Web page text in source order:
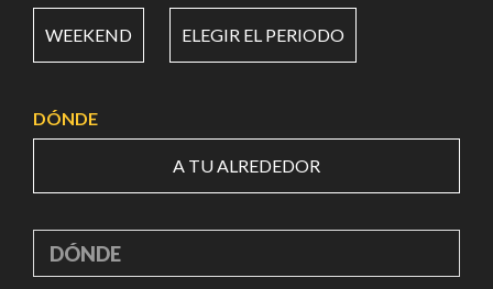
WEEKEND ELEGIR EL PERIODO
DÓNDE
A TU ALREDEDOR
DÓNDE